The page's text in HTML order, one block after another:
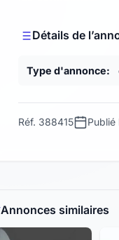
Détails de
Type d'annonce:
Réf. 388415 Publié
Annonces similaires